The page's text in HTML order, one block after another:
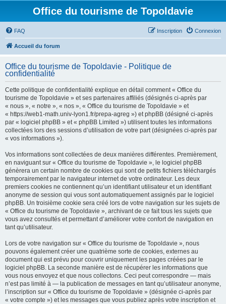
Office du tourisme de Topoldavie
FAQ Connexion
Inscription
Accueil du forum
Office du tourisme de Topoldavie - Politique de
confidentialité
Cette politique de confidentialité explique en détail comment « Office du
tourisme de Topoldavie » et ses partenaires affiliés (désignés ci-après par
« nous », « notre », « nos », « Office du tourisme de Topoldavie » et
« https://web1-math.univ-lyon1.fr/prepa-agreg ») et phpBB (désigné ci-après
par « logiciel phpBB » et « phpBB Limited ») utilisent toutes les informations
collectées lors des sessions d’utilisation de votre part (désignées ci-après par
« vos informations »).
Vos informations sont collectées de deux manières différentes. Premièrement,
en naviguant sur « Office du tourisme de Topoldavie », le logiciel phpBB
génèrera un certain nombre de cookies qui sont de petits fichiers téléchargés
temporairement par le navigateur internet de votre ordinateur. Les deux
premiers cookies ne contiennent qu’un identifiant utilisateur et un identifiant
anonyme de session qui vous sont automatiquement assignés par le logiciel
phpBB. Un troisième cookie sera créé lors de votre navigation sur les sujets de
« Office du tourisme de Topoldavie », archivant de ce fait tous les sujets que
vous avez consultés et permettant d’améliorer votre confort de navigation en
tant qu’utilisateur.
Lors de votre navigation sur « Office du tourisme de Topoldavie », nous
pouvons également créer une quatrième sorte de cookies, externes au
document qui est prévu pour couvrir uniquement les pages créées par le
logiciel phpBB. La seconde manière est de récupérer les informations que
vous nous envoyez et que nous collectons. Ceci peut correspondre — mais
n’est pas limité à — la publication de messages en tant qu’utilisateur anonyme,
l’inscription sur « Office du tourisme de Topoldavie » (désignée ci-après par
« votre compte ») et les messages que vous publiez après votre inscription et